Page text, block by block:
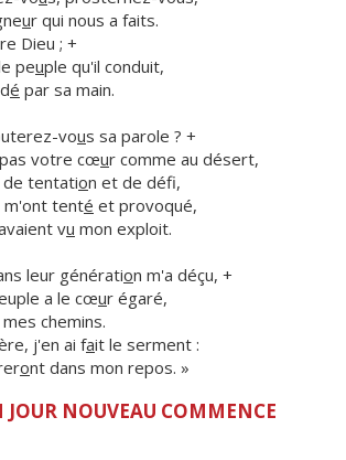
ur qui nous a faits.
Dieu ; +
peuple qu'il conduit,
é par sa main.
vous sa parole ? +
votre cœur comme au désert,
de tentation et de défi,
m'ont tenté et provoqué,
vu mon exploit.
leur génération m'a déçu, +
a le cœur égaré,
mes chemins.
j'en ai fait le serment :
ont dans mon repos. »
NOUVEAU COMMENCE